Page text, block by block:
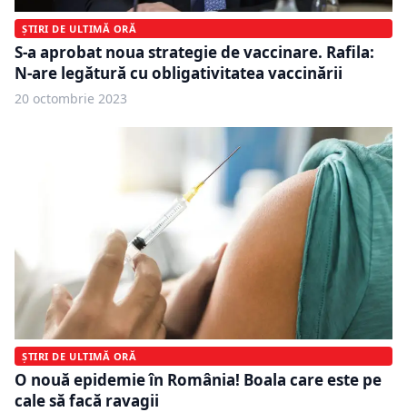
ȘTIRI DE ULTIMĂ ORĂ
S-a aprobat noua strategie de vaccinare. Rafila:
N-are legătură cu obligativitatea vaccinării
20 octombrie 2023
ȘTIRI DE ULTIMĂ ORĂ
O nouă epidemie în România! Boala care este pe
cale să facă ravagii